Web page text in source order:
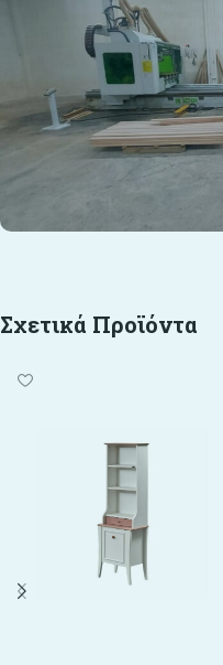
Σχετικά Προϊόντα